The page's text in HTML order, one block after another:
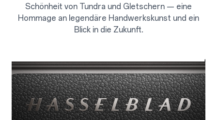
Schönheit von Tundra und Gletschern — eine
Hommage an legendäre Handwerkskunst und ein
Blick in die Zukunft.